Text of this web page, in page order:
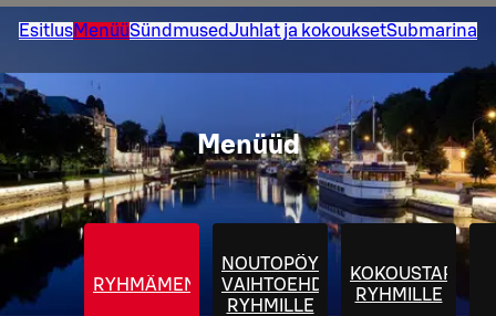
EsitlusMenüüSündmusedJuhlat ja kokouksetSubmarina
Menüüd
RYHMÄMENUT
NOUTOPÖYTÄ
VAIHTOEHDOT
RYHMILLE
RYHMILLE